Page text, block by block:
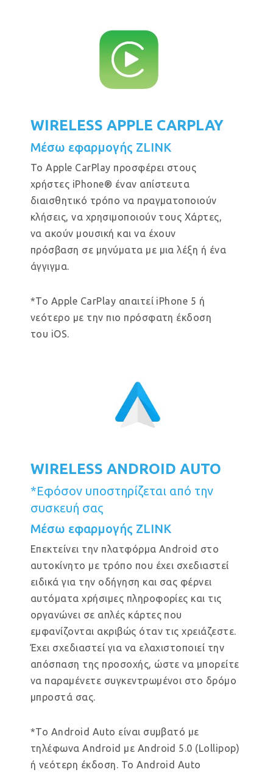
WIRELESS APPLE CARPLAY
Μέσω εφαρμογής ZLINK
Το Apple CarPlay προσφέρει στους
χρήστες iPhone® έναν απίστευτα
διαισθητικό τρόπο να πραγματοποιούν
κλήσεις, να χρησιμοποιούν τους Χάρτες,
να ακούν μουσική και να έχουν
πρόσβαση σε μηνύματα με μια λέξη ή ένα
άγγιγμα.
*Το Apple CarPlay απαιτεί iPhone 5 ή
νεότερο με την πιο πρόσφατη έκδοση
του iOS.
WIRELESS ANDROID AUTO
*Εφόσον υποστηρίζεται από την
συσκευή σας
Μέσω εφαρμογής ZLINK
Επεκτείνει την πλατφόρμα Android στο
αυτοκίνητο με τρόπο που έχει σχεδιαστεί
ειδικά για την οδήγηση και σας φέρνει
αυτόματα χρήσιμες πληροφορίες και τις
οργανώνει σε απλές κάρτες που
εμφανίζονται ακριβώς όταν τις χρειάζεστε.
Έχει σχεδιαστεί για να ελαχιστοποιεί την
απόσπαση της προσοχής, ώστε να μπορείτε
να παραμένετε συγκεντρωμένοι στο δρόμο
μπροστά σας.
*Το Android Auto είναι συμβατό με
τηλέφωνα Android με Android 5.0 (Lollipop)
ή νεότερη έκδοση. Το Android Auto